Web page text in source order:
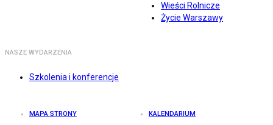
Wieści Rolnicze
Życie Warszawy
NASZE WYDARZENIA
Szkolenia i konferencje
MAPA STRONY KALENDARIUM